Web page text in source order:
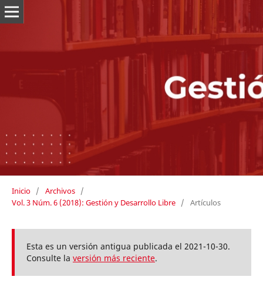
Inicio / Archivos /
Vol. 3 Núm. 6 (2018): Gestión y Desarrollo Libre / Artículos
Esta es un versión antigua publicada el 2021-10-30.
Consulte la versión más reciente.